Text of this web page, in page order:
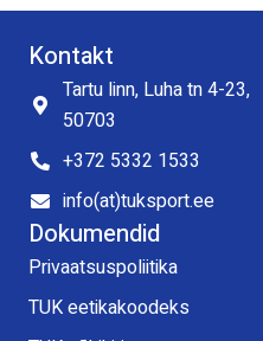
Kontakt
Tartu linn, Luha tn 4-23,
50703
+372 5332 1533
info(at)tuksport.ee
Dokumendid
Privaatsuspoliitika
TUK eetikakoodeks